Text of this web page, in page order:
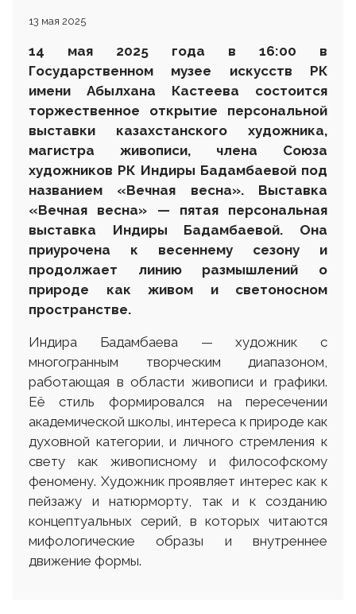
13 мая 2025
14 мая 2025 года в 16:00 в
Государственном музее искусств РК
имени Абылхана Кастеева состоится
торжественное открытие персональной
выставки казахстанского художника,
магистра живописи, члена Союза
художников РК Индиры Бадамбаевой под
названием «Вечная весна». Выставка
«Вечная весна» — пятая персональная
выставка Индиры Бадамбаевой. Она
приурочена к весеннему сезону и
продолжает линию размышлений о
природе как живом и светоносном
пространстве.
Индира Бадамбаева — художник с
многогранным творческим диапазоном,
работающая в области живописи и графики.
Её стиль формировался на пересечении
академической школы, интереса к природе как
духовной категории, и личного стремления к
свету как живописному и философскому
феномену. Художник проявляет интерес как к
пейзажу и натюрморту, так и к созданию
концептуальных серий, в которых читаются
мифологические образы и внутреннее
движение формы.